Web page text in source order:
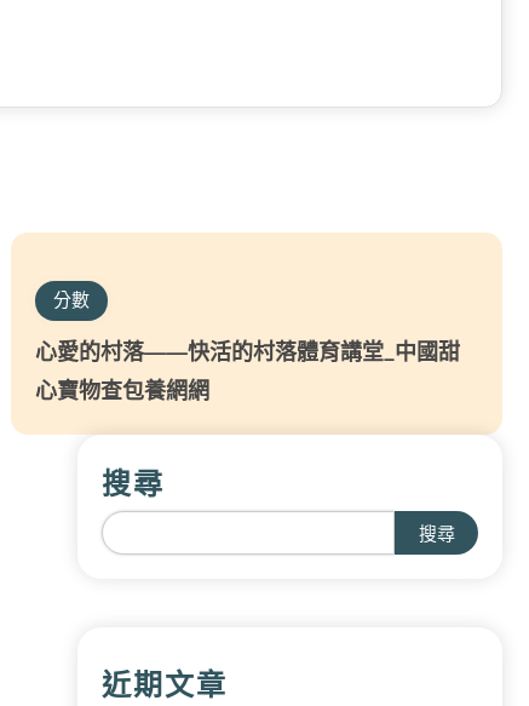
分數
心愛的村落——快活的村落體育講堂_中國甜
心寶物查包養網網
搜尋
搜尋
近期文章